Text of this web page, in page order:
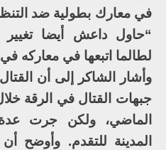
في معارك بطولية ضد
“حاول داعش أيضا تغيير
لطالما اتبعها في معاركه
وأشار الشاكر إلى أن
جبهات القتال في الرقة
الماضي، ولكن جرت
المدينة للتقدم. وأوضح